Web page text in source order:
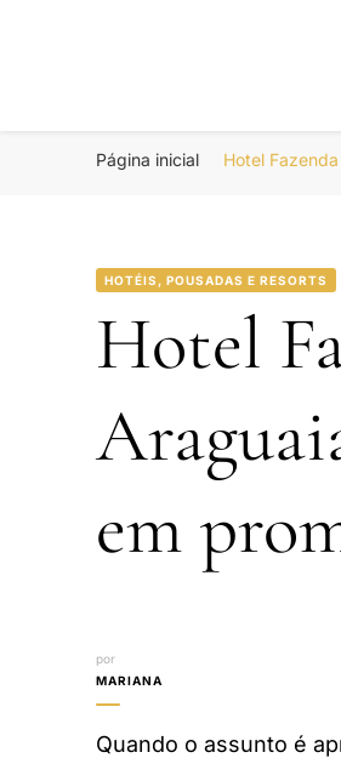
Portal
Página inicial Hotel
HOTÉIS, POUSADAS E RESORTS
Hotel
em
por
MARIANA
Quando o assunto é